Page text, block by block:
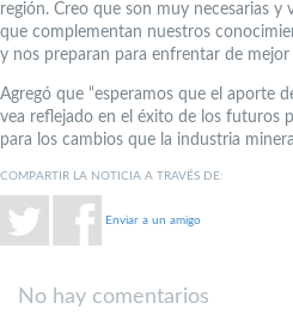
región. Creo que son muy necesarias
que complementan nuestros
y nos preparan para enfrentar de mejor
Agregó que “esperamos que el aporte
vea reflejado en el éxito de los futuros
para los cambios que la industria
COMPARTIR LA NOTICIA A TRAVÉS DE:
Enviar a un amigo
No hay comentarios